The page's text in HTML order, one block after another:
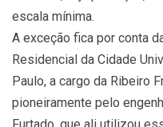
escala mínima.
A exceção fica por conta
Residencial da Cidade
Paulo, a cargo da Ribeiro
pioneiramente pelo